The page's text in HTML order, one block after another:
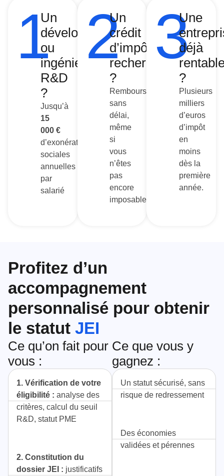
1
Un
développeur
ou
ingénieur
R&D
?
Jusqu’à
15
000 €
d’exonérations
sociales
annuelles
par
salarié
2
Un
crédit
d’impôt
recherche
?
Remboursé
sans
délai,
même
si
vous
n’êtes
pas
encore
imposable
3Une
déjà
?
Plusieurs
milliers
d’euros
d’impôt
en
moins
dès la
première
année.
Profitez d’un
accompagnement
personnalisé pour obtenir
le statut JEI
Ce qu’on fait pour
vous :
1. Vérification de votre
éligibilité : analyse des
critères, calcul du seuil
R&D, statut PME
2. Constitution du
dossier JEI : justificatifs
Ce que vous y
gagnez :
Un statut sécurisé, sans
risque de redressement
Des économies
validées et pérennes